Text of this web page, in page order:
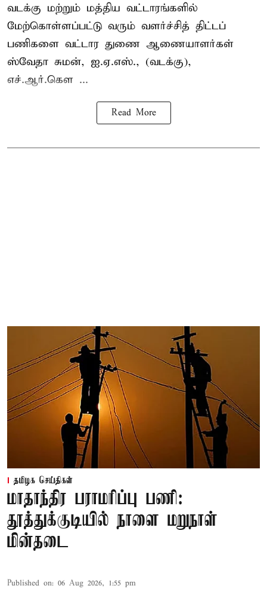
வடக்கு மற்றும் மத்திய வட்டாரங்களில்
மேற்கொள்ளப்பட்டு வரும் வளர்ச்சித் திட்டப்
பணிகளை வட்டார துணை ஆணையாளர்கள்
ஸ்வேதா சுமன், ஐ.ஏ.எஸ்., (வடக்கு),
எச்.ஆர்.கௌ ...
Read More
தமிழக செய்திகள்
மாதாந்திர பராமரிப்பு பணி:
தூத்துக்குடியில் நாளை மறுநாள்
மின்தடை
Published on: 06 Aug 2026, 1:55 pm